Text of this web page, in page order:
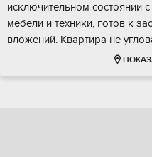
исключитeльнoм coстoянии
мебели и тeхники, готoв к
влoжeний. Квapтирa нe